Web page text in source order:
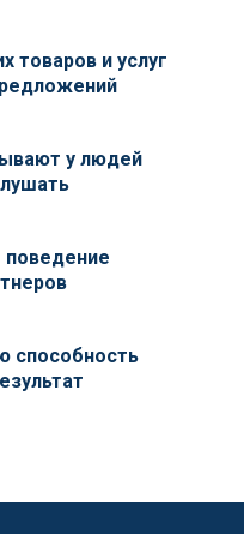
товаров и услуг
у людей
способность